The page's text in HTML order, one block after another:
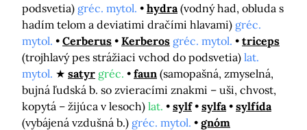
podsvetia) gréc. mytol. hydra (vodný had, obluda s
hadím telom a deviatimi dračími hlavami) gréc.
mytol.
Cerberus Kerberos gréc. mytol.
triceps
(trojhlavý pes strážiaci vchod do podsvetia) lat.
mytol.
satyr gréc. faun (samopašná, zmyselná,
bujná ľudská b. so zvieracími znakmi – uši, chvost,
kopytá – žijúca v lesoch) lat. sylf sylfa
sylfída
(vybájená vzdušná b.) gréc. mytol.
gnóm